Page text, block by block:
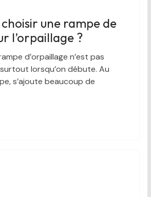
une rampe de
l’orpaillage ?
d’orpaillage n’est pas
lorsqu’on débute. Au
s’ajoute beaucoup de